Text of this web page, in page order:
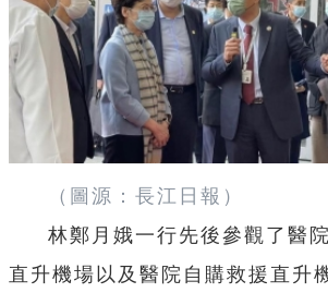
（圖源：長江日報）
林鄭月娥一行先後參觀了醫
直升機場以及醫院自購救援直升